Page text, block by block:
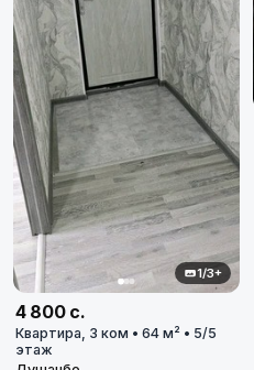
1/3+
4 800 с.
Квартира, 3 ком • 64 м² • 5/5
этаж